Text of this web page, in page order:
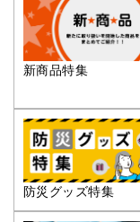
新商品特集
防災グッズ特集